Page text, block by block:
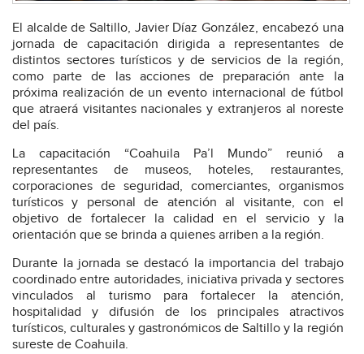
El alcalde de Saltillo, Javier Díaz González, encabezó una
jornada de capacitación dirigida a representantes de
distintos sectores turísticos y de servicios de la región,
como parte de las acciones de preparación ante la
próxima realización de un evento internacional de fútbol
que atraerá visitantes nacionales y extranjeros al noreste
del país.
La capacitación “Coahuila Pa’l Mundo” reunió a
representantes de museos, hoteles, restaurantes,
corporaciones de seguridad, comerciantes, organismos
turísticos y personal de atención al visitante, con el
objetivo de fortalecer la calidad en el servicio y la
orientación que se brinda a quienes arriben a la región.
Durante la jornada se destacó la importancia del trabajo
coordinado entre autoridades, iniciativa privada y sectores
vinculados al turismo para fortalecer la atención,
hospitalidad y difusión de los principales atractivos
turísticos, culturales y gastronómicos de Saltillo y la región
sureste de Coahuila.